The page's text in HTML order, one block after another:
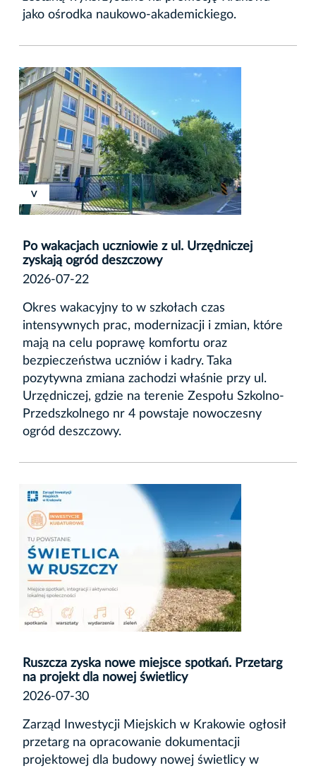
jako ośrodka naukowo-akademickiego.
XVIII
XVIII
V
Po wakacjach uczniowie z ul. Urzędniczej
zyskają ogród deszczowy
2026-07-22
Okres wakacyjny to w szkołach czas
intensywnych prac, modernizacji i zmian, które
mają na celu poprawę komfortu oraz
bezpieczeństwa uczniów i kadry. Taka
pozytywna zmiana zachodzi właśnie przy ul.
Urzędniczej, gdzie na terenie Zespołu Szkolno-
Przedszkolnego nr 4 powstaje nowoczesny
ogród deszczowy.
Ruszcza zyska nowe miejsce spotkań. Przetarg
na projekt dla nowej świetlicy
2026-07-30
Zarząd Inwestycji Miejskich w Krakowie ogłosił
przetarg na opracowanie dokumentacji
projektowej dla budowy nowej świetlicy w